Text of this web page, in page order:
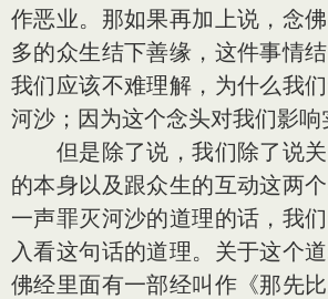
作恶业。那如果再加上说，念
多的众生结下善缘，这件事情
我们应该不难理解，为什么我
河沙；因为这个念头对我们影响
但是除了说，我们除了说关
的本身以及跟众生的互动这两
一声罪灭河沙的道理的话，我
入看这句话的道理。关于这个
佛经里面有一部经叫作《那先